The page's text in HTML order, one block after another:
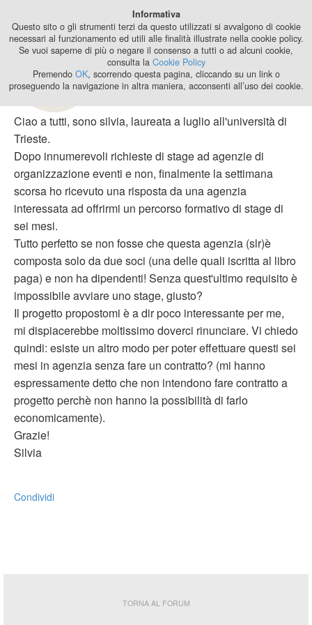
2024
Alternative allo
stage?
Ciao a tutti, sono silvia, laureata a luglio all'università di
Trieste.
Dopo innumerevoli richieste di stage ad agenzie di
organizzazione eventi e non, finalmente la settimana
scorsa ho ricevuto una risposta da una agenzia
interessata ad offrirmi un percorso formativo di stage di
sei mesi.
Tutto perfetto se non fosse che questa agenzia (slr)è
composta solo da due soci (una delle quali iscritta al libro
paga) e non ha dipendenti! Senza quest'ultimo requisito è
impossibile avviare uno stage, giusto?
Il progetto propostomi è a dir poco interessante per me,
mi dispiacerebbe moltissimo doverci rinunciare. Vi chiedo
quindi: esiste un altro modo per poter effettuare questi sei
mesi in agenzia senza fare un contratto? (mi hanno
espressamente detto che non intendono fare contratto a
progetto perchè non hanno la possibilità di farlo
economicamente).
Grazie!
Silvia
Condividi
TORNA AL FORUM
Informativa
Questo sito o gli strumenti terzi da questo utilizzati si avvalgono di cookie
necessari al funzionamento ed utili alle finalità illustrate nella cookie policy.
Se vuoi saperne di più o negare il consenso a tutti o ad alcuni cookie,
consulta la Cookie Policy
Premendo OK, scorrendo questa pagina, cliccando su un link o
proseguendo la navigazione in altra maniera, acconsenti all’uso dei cookie.